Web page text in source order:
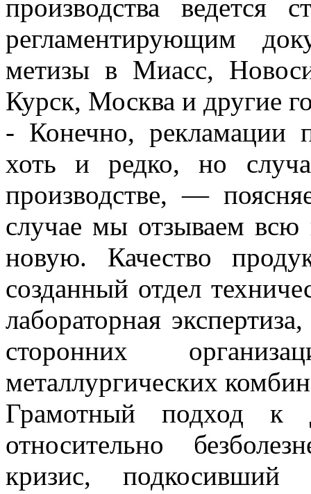
производства
регламентирующим
метизы в Миасс,
Курск, Москва и другие
- Конечно, рекламации
хоть и редко, но
производстве, —
случае мы отзываем всю
новую. Качество
созданный отдел
лабораторная
сторонних
металлургических
Грамотный подход к
относительно
кризис, подкосивший